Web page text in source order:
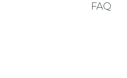
FAQ